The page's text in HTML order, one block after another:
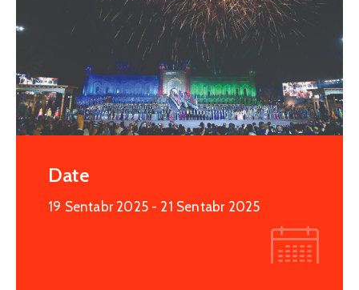
Date
19 Sentabr 2025 - 21 Sentabr 2025